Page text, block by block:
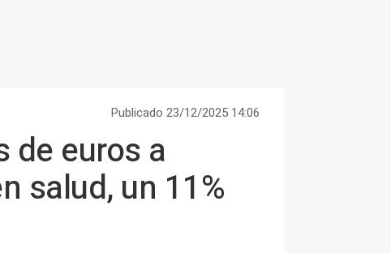
Publicado 23/12/2025 14:06
de euros a
salud, un 11%